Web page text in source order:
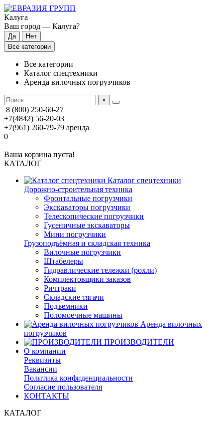
Калуга
Ваш город — Калуга?
Все категории
Все категории
Каталог спецтехники
Аренда вилочных погрузчиков
×
8 (800) 250-60-27
+7(4842) 56-20-03
+7(961) 260-79-79 аренда
0
Ваша корзина пуста!
КАТАЛОГ
Каталог спецтехники
Дорожно-строительная техника
Фронтальные погрузчики
Экскаваторы погрузчики
Телескопические погрузчики
Гусеничные экскаваторы
Мини погрузчики
Грузоподъёмная и складская техника
Вилочные погрузчики
Штабелеры
Гидравлические тележки (рохли)
Комплектовщики заказов
Ричтраки
Складские тягачи
Подъемники
Поломоечные машины
Аренда вилочных
погрузчиков
ПРОИЗВОДИТЕЛИ
О компании
Реквизиты
Вакансии
Политика конфиденциальности
Согласие пользователя
КОНТАКТЫ
КАТАЛОГ